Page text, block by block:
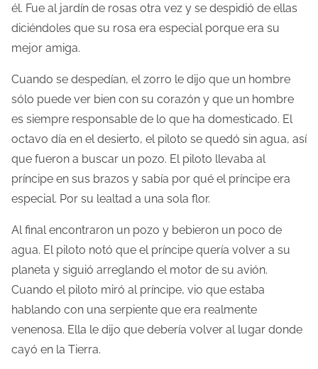
él. Fue al jardín de rosas otra vez y se despidió de ellas
diciéndoles que su rosa era especial porque era su
mejor amiga.
Cuando se despedían, el zorro le dijo que un hombre
sólo puede ver bien con su corazón y que un hombre
es siempre responsable de lo que ha domesticado. El
octavo día en el desierto, el piloto se quedó sin agua, así
que fueron a buscar un pozo. El piloto llevaba al
príncipe en sus brazos y sabía por qué el príncipe era
especial. Por su lealtad a una sola flor.
Al final encontraron un pozo y bebieron un poco de
agua. El piloto notó que el príncipe quería volver a su
planeta y siguió arreglando el motor de su avión.
Cuando el piloto miró al príncipe, vio que estaba
hablando con una serpiente que era realmente
venenosa. Ella le dijo que debería volver al lugar donde
cayó en la Tierra.